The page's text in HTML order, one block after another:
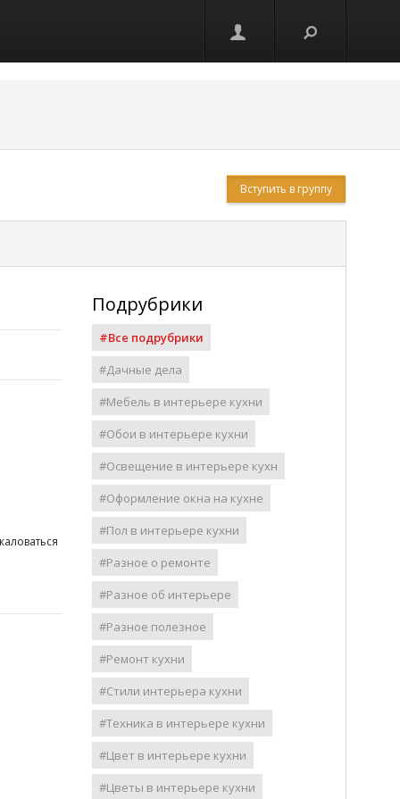
Вступить в группу
Подрубрики
#Все подрубрики
#Дачные дела
#Мебель в интерьере кухни
#Обои в интерьере кухни
#Освещение в интерьере кухн
#Оформление окна на кухне
#Пол в интерьере кухни
#Разное о ремонте
#Разное об интерьере
#Разное полезное
#Ремонт кухни
#Стили интерьера кухни
#Техника в интерьере кухни
#Цвет в интерьере кухни
#Цветы в интерьере кухни